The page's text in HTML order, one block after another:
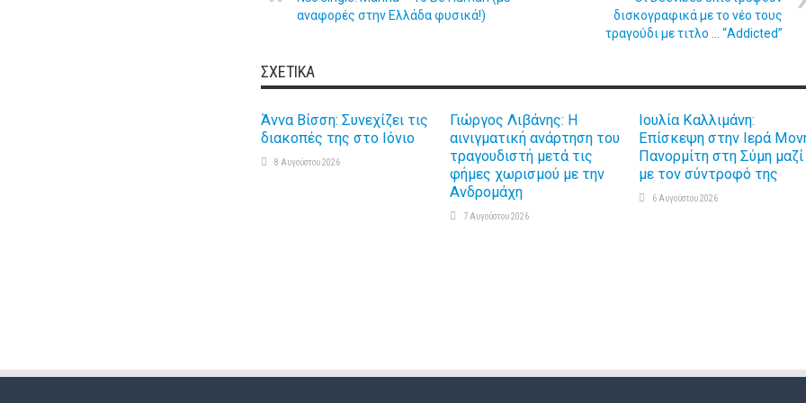
αναφορές στην Ελλάδα φυσικά!)
δισκογραφικά με το νέο τους
τραγούδι με τιτλο … “Addicted”
ΣΧΕΤΙΚΆ
Άννα Βίσση: Συνεχίζει τις
διακοπές της στο Ιόνιο
8 Αυγούστου 2026
Γιώργος Λιβάνης: Η
αινιγματική ανάρτηση του
τραγουδιστή μετά τις
φήμες χωρισμού με την
Ανδρομάχη
7 Αυγούστου 2026
Ιουλία Καλλιμάνη:
Επίσκεψη στην Ιερά
Πανορμίτη στη Σύμη μαζί
με τον σύντροφό της
6 Αυγούστου 2026